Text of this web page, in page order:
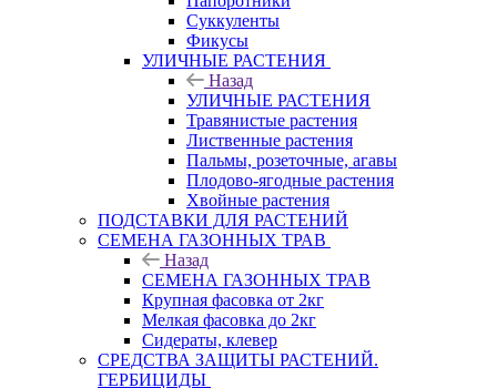
Суккуленты
Фикусы
УЛИЧНЫЕ РАСТЕНИЯ
Назад
УЛИЧНЫЕ РАСТЕНИЯ
Травянистые растения
Лиственные растения
Пальмы, розеточные, агавы
Плодово-ягодные растения
Хвойные растения
ПОДСТАВКИ ДЛЯ РАСТЕНИЙ
СЕМЕНА ГАЗОННЫХ ТРАВ
Назад
СЕМЕНА ГАЗОННЫХ ТРАВ
Крупная фасовка от 2кг
Мелкая фасовка до 2кг
Сидераты, клевер
СРЕДСТВА ЗАЩИТЫ РАСТЕНИЙ.
ГЕРБИЦИДЫ